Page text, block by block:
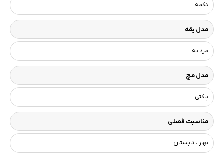
دکمه
مدل یقه
مردانه
مدل مچ
پاکتی
مناسبت فصلی
بهار ، تابستان